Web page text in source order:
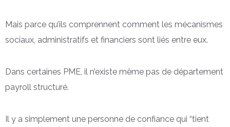
Mais parce qu’ils comprennent comment les mécanismes
sociaux, administratifs et financiers sont liés entre eux.
Dans certaines PME, il n’existe même pas de département
payroll structuré.
Il y a simplement une personne de confiance qui “tient